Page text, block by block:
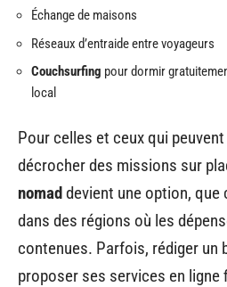
Échange de maisons
Réseaux d’entraide entre voyageurs
Couchsurfing pour dormir
local
Pour celles et ceux qui
décrocher des missions sur
nomaddevient une option, que
dans des régions où les
contenues. Parfois, rédiger un
proposer ses services en ligne